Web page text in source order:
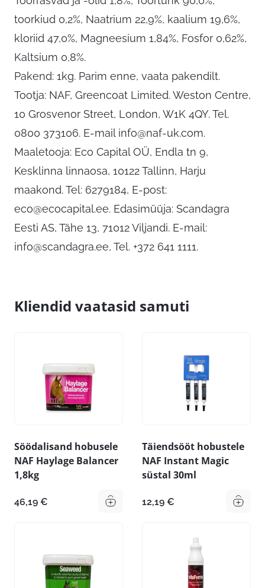
toorkiud 0,2%, Naatrium 22,9%, kaalium 19,6%,
kloriid 47,0%, Magneesium 1,84%, Fosfor 0,62%,
Kaltsium 0,8%.
Pakend: 1kg. Parim enne, vaata pakendilt.
Tootja: NAF, Greencoat Limited. Weston Centre,
10 Grosvenor Street, London, W1K 4QY. Tel.
0800 373106. E-mail info@naf-uk.com.
Maaletooja: Eco Capital OÜ, Endla tn 9,
Kesklinna linnaosa, 10122 Tallinn, Harju
maakond. Tel: 6279184, E-post:
eco@ecocapital.ee. Edasimüüja: Scandagra
Eesti AS, Tähe 13, 71012 Viljandi. E-mail:
info@scandagra.ee, Tel. +372 641 1111.
Kliendid vaatasid samuti
Söödalisand hobusele
NAF Haylage Balancer
1,8kg
46,19 €
Täiendsööt hobustele
NAF Instant Magic
süstal 30ml
12,19 €